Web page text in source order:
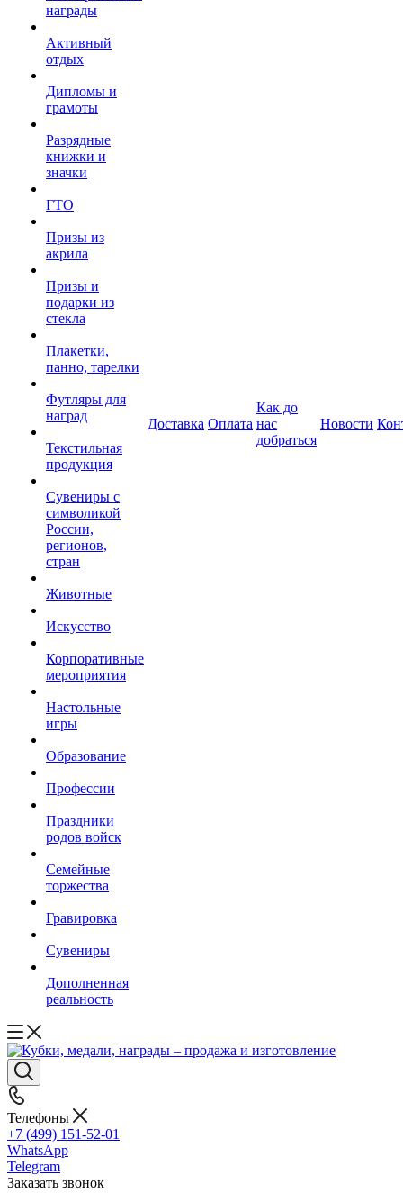
награды
Активный
отдых
Дипломы и
грамоты
Разрядные
книжки и
значки
ГТО
Призы из
акрила
Призы и
подарки из
стекла
Плакетки,
панно, тарелки
Футляры для
наград
Текстильная
продукция
Сувениры с
символикой
России,
регионов,
стран
Животные
Искусство
Корпоративные
мероприятия
Настольные
игры
Образование
Профессии
Праздники
родов войск
Семейные
торжества
Гравировка
Сувениры
Дополненная
реальность
Доставка Оплата
Как до
нас
добраться
Новости
Телефоны
+7 (499) 151-52-01
WhatsApp
Telegram
Заказать звонок